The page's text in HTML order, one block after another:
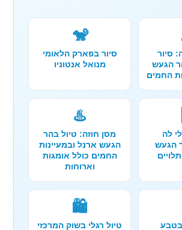
סיור
הגעש
החמים
🐒
סיור בפארק הלאומי
מנואל אנטוניו
לה
הגעש
♨️
מסן חוזה: טיול בהר
הגעש ארנל ובמעיינות
החמים כולל אומגות
וארוחות
בטבע
🛍️
טיול רגלי בשוק המרכזי